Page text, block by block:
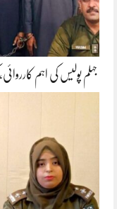
جہلم پولیس کی اہم کارروائی،